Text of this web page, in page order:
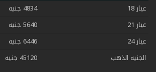
عيار 18
4834 جنيه
عيار 21
5640 جنيه
عيار 24
6446 جنيه
الجنيه الذهب
45120 جنيه